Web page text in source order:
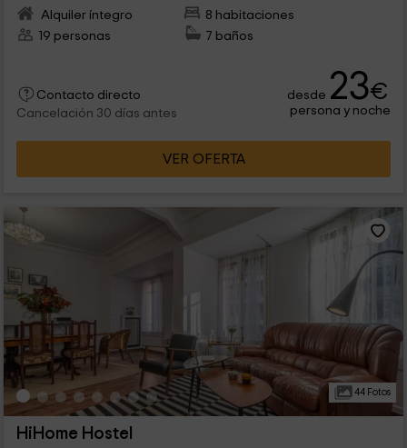
Alquiler íntegro
8 habitaciones
19 personas
7 baños
Contacto directo
Cancelación 30 días antes
desde 23€
persona y noche
VER OFERTA
44 Fotos
HiHome Hostel